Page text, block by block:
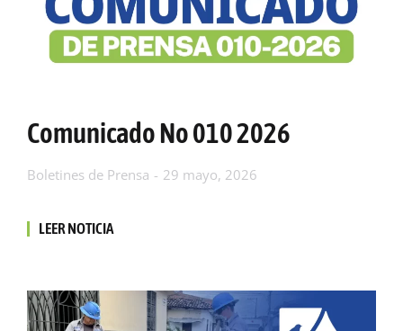
Comunicado No 010 2026
Boletines de Prensa 29 mayo, 2026
LEER NOTICIA